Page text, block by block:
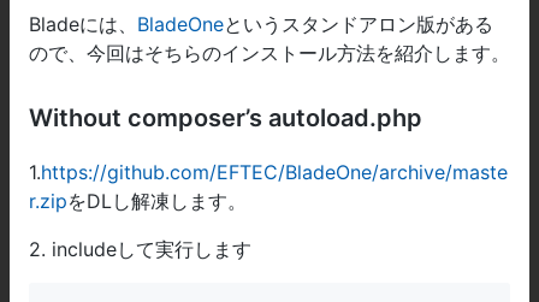
Bladeには、 BladeOneというスタンドアロン版がある
ので、今回はそちらのインストール方法を紹介します。
Without composer’s autoload.php
1.https://github.com/EFTEC/BladeOne/archive/maste
r.zipをDLし解凍します。
2. includeして実行します